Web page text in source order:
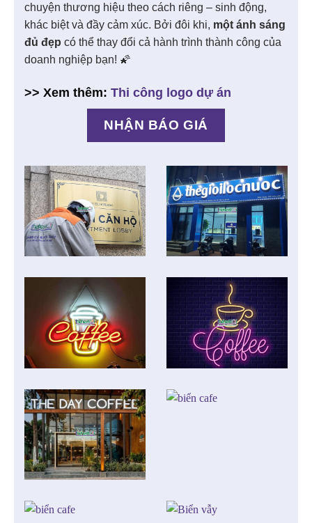
chuyện thương hiệu theo cách riêng – sinh động,
khác biệt và đầy cảm xúc. Bởi đôi khi, một ánh sáng
đủ đẹp có thể thay đổi cả hành trình thành công của
doanh nghiệp bạn! 🌠
>> Xem thêm: Thi công logo dự án
NHẬN BÁO GIÁ